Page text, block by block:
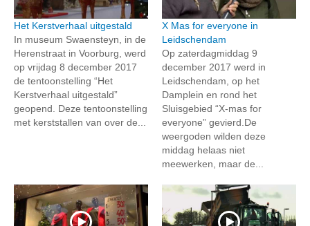
Het Kerstverhaal uitgestald
In museum Swaensteyn, in de
Herenstraat in Voorburg, werd
op vrijdag 8 december 2017
de tentoonstelling “Het
Kerstverhaal uitgestald”
geopend. Deze tentoonstelling
met kerststallen van over de...
X Mas for everyone in
Leidschendam
Op zaterdagmiddag 9
december 2017 werd in
Leidschendam, op het
Damplein en rond het
Sluisgebied “X-mas for
everyone” gevierd.De
weergoden wilden deze
middag helaas niet
meewerken, maar de...